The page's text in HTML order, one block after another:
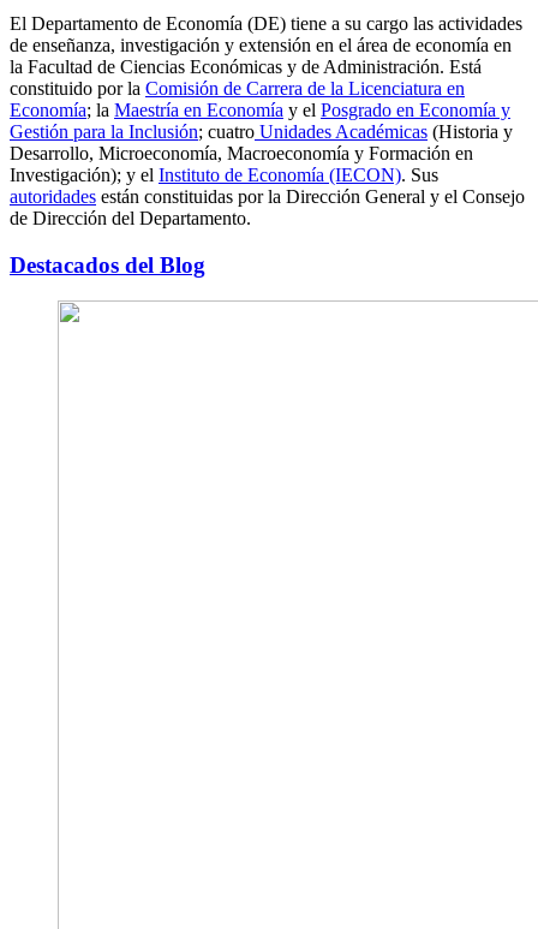
El Departamento de Economía (DE) tiene a su cargo las actividades
de enseñanza, investigación y extensión en el área de economía en
la Facultad de Ciencias Económicas y de Administración. Está
constituido por la Comisión de Carrera de la Licenciatura en
Economía; la Maestría en Economía y el Posgrado en Economía y
Gestión para la Inclusión; cuatro Unidades Académicas (Historia y
Desarrollo, Microeconomía, Macroeconomía y Formación en
Investigación); y el Instituto de Economía (IECON). Sus
autoridades están constituidas por la Dirección General y el Consejo
de Dirección del Departamento.
Destacados del Blog